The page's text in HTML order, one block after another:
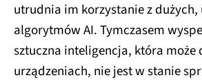
utrudnia im korzystanie z
algorytmów AI. Tymczasem
sztuczna inteligencja, która może
urządzeniach, nie jest w stanie